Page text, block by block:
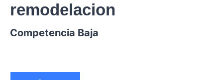
remodelacion
Competencia Baja